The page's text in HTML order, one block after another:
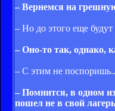
– Вернемся на
– Но до этого еще
– Оно-то так, однако,
– С этим не
– Помнится, в одном
пошел не в свой